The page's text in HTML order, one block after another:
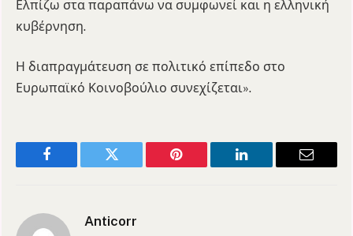
Ελπίζω στα παραπάνω να συμφωνεί και η ελληνική
κυβέρνηση.
Η διαπραγμάτευση σε πολιτικό επίπεδο στο
Ευρωπαϊκό Κοινοβούλιο συνεχίζεται».
Facebook Twitter Pinterest LinkedIn Email
Anticorr